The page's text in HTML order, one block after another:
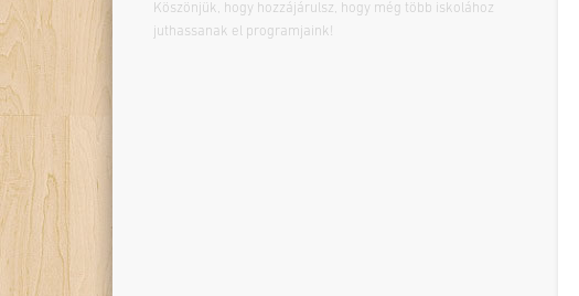
Köszönjük, hogy hozzájárulsz, hogy még több iskolához
juthassanak el programjaink!